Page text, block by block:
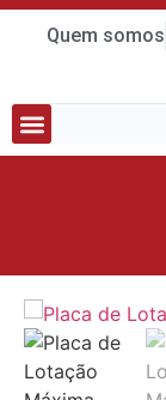
Quem somos